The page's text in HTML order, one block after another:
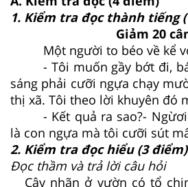
1. Kiểm tra đọc thành tiếng
Giảm 20
Một người to béo về kể
- Tôi muốn gầy bớt đi,
sáng phải cưỡi ngựa chạy
thị xã. Tôi theo lời khuyên đó
- Kết quả ra sao?-
là con ngựa mà tôi cưỡi sút
2. Kiểm tra đọc hiểu (3 điểm)
Đọc thầm và trả lời câu hỏi
Cây nhãn ở vườn có tổ